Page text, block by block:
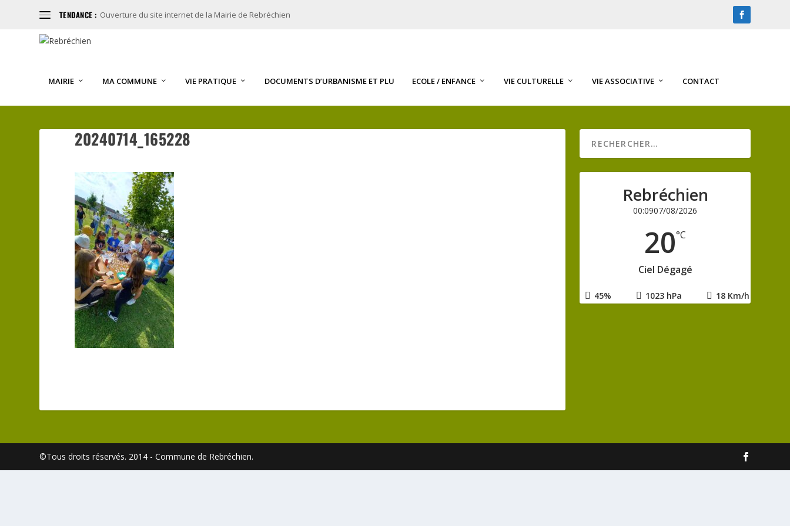
TENDANCE : Ouverture du site internet de la Mairie de Rebréchien
MAIRIE MA COMMUNE VIE PRATIQUE DOCUMENTS D’URBANISME ET PLU ECOLE / ENFANCE VIE CULTURELLE VIE ASSOCIATIVE CONTACT
20240714_165228
Rebréchien
00:0907/08/2026
20°C
Ciel Dégagé
45% 1023 hPa 18 Km/h
©Tous droits réservés. 2014 - Commune de Rebréchien.